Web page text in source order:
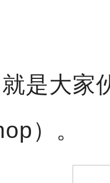
是大家
）。